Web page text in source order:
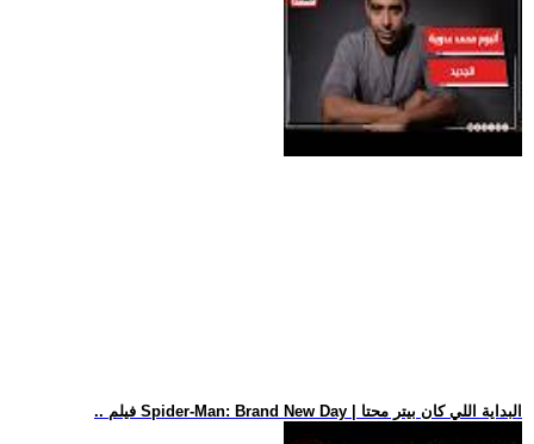
.. فيلم Spider-Man: Brand New Day | البداية اللي كان بيتر محتا